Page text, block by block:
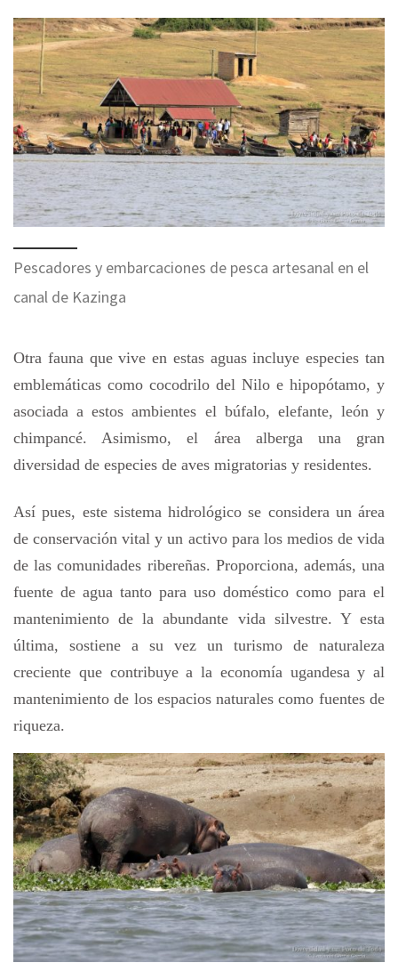
Pescadores y embarcaciones de pesca artesanal en el
canal de Kazinga
Otra fauna que vive en estas aguas incluye especies tan
emblemáticas como cocodrilo del Nilo e hipopótamo, y
asociada a estos ambientes el búfalo, elefante, león y
chimpancé. Asimismo, el área alberga una gran
diversidad de especies de aves migratorias y residentes.
Así pues, este sistema hidrológico se considera un área
de conservación vital y un activo para los medios de vida
de las comunidades ribereñas. Proporciona, además, una
fuente de agua tanto para uso doméstico como para el
mantenimiento de la abundante vida silvestre. Y esta
última, sostiene a su vez un turismo de naturaleza
creciente que contribuye a la economía ugandesa y al
mantenimiento de los espacios naturales como fuentes de
riqueza.